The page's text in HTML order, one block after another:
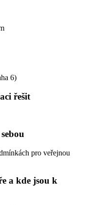
6)
řešit
pro veřejnou
a kde jsou k